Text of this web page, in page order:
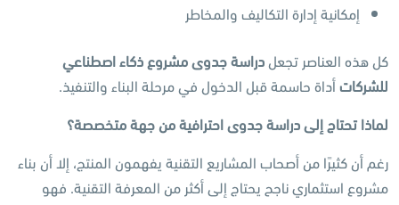
إمكانية إدارة التكاليف والمخاطر
كل هذه العناصر تجعل دراسة جدوى مشروع ذكاء اصطناعي
للشركاتأداة حاسمة قبل الدخول في مرحلة البناء والتنفيذ.
لماذا تحتاج إلى دراسة جدوى احترافية من جهة متخصصة؟
رغم أن كثيرًا من أصحاب المشاريع التقنية يفهمون المنتج، إلا أن بناء
مشروع استثماري ناجح يحتاج إلى أكثر من المعرفة التقنية. فهو